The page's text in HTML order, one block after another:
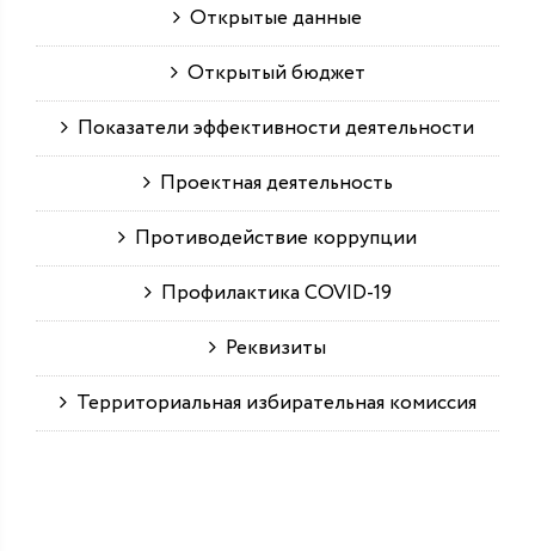
Открытые данные
Открытый бюджет
Показатели эффективности деятельности
Проектная деятельность
Противодействие коррупции
Профилактика COVID-19
Реквизиты
Территориальная избирательная комиссия